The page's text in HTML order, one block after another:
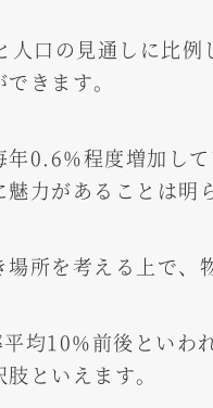
人口の見通しに比
きます。
年0.6%程度増加し
力があることは明
場所を考える上で、
均10%前後といわ
といえます。